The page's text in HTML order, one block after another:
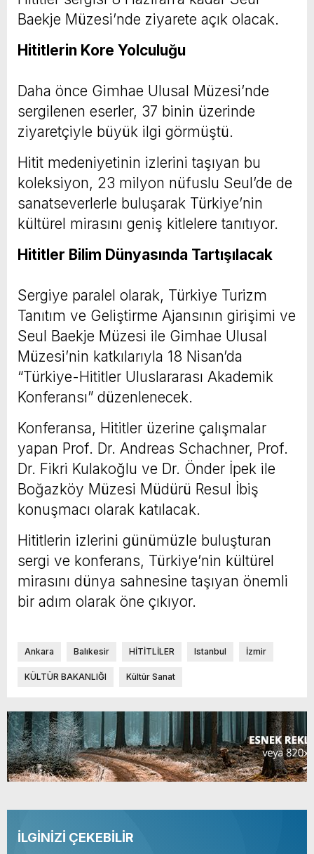
Baekje Müzesi’nde ziyarete açık olacak.
Hititlerin Kore Yolculuğu
Daha önce Gimhae Ulusal Müzesi’nde
sergilenen eserler, 37 binin üzerinde
ziyaretçiyle büyük ilgi görmüştü.
Hitit medeniyetinin izlerini taşıyan bu
koleksiyon, 23 milyon nüfuslu Seul’de de
sanatseverlerle buluşarak Türkiye’nin
kültürel mirasını geniş kitlelere tanıtıyor.
Hititler Bilim Dünyasında Tartışılacak
Sergiye paralel olarak, Türkiye Turizm
Tanıtım ve Geliştirme Ajansının girişimi ve
Seul Baekje Müzesi ile Gimhae Ulusal
Müzesi’nin katkılarıyla 18 Nisan’da
“Türkiye-Hititler Uluslararası Akademik
Konferansı” düzenlenecek.
Konferansa, Hititler üzerine çalışmalar
yapan Prof. Dr. Andreas Schachner, Prof.
Dr. Fikri Kulakoğlu ve Dr. Önder İpek ile
Boğazköy Müzesi Müdürü Resul İbiş
konuşmacı olarak katılacak.
Hititlerin izlerini günümüzle buluşturan
sergi ve konferans, Türkiye’nin kültürel
mirasını dünya sahnesine taşıyan önemli
bir adım olarak öne çıkıyor.
Ankara Balıkesir HİTİTLİLER Istanbul İzmir
KÜLTÜR BAKANLIĞI Kültür Sanat
İLGİNİZİ ÇEKEBİLİR